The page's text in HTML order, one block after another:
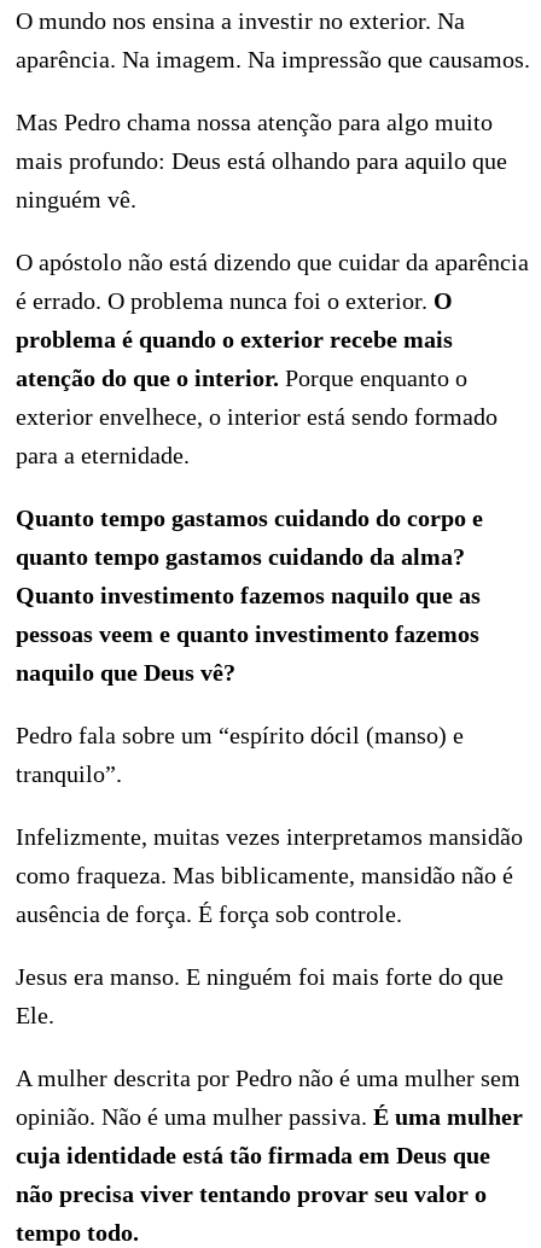
O mundo nos ensina a investir no exterior. Na
aparência. Na imagem. Na impressão que causamos.
Mas Pedro chama nossa atenção para algo muito
mais profundo: Deus está olhando para aquilo que
ninguém vê.
O apóstolo não está dizendo que cuidar da aparência
é errado. O problema nunca foi o exterior. O
problema é quando o exterior recebe mais
atenção do que o interior. Porque enquanto o
exterior envelhece, o interior está sendo formado
para a eternidade.
Quanto tempo gastamos cuidando do corpo e
quanto tempo gastamos cuidando da alma?
Quanto investimento fazemos naquilo que as
pessoas veem e quanto investimento fazemos
naquilo que Deus vê?
Pedro fala sobre um “espírito dócil (manso) e
tranquilo”.
Infelizmente, muitas vezes interpretamos mansidão
como fraqueza. Mas biblicamente, mansidão não é
ausência de força. É força sob controle.
Jesus era manso. E ninguém foi mais forte do que
Ele.
A mulher descrita por Pedro não é uma mulher sem
opinião. Não é uma mulher passiva. É uma mulher
cuja identidade está tão firmada em Deus que
não precisa viver tentando provar seu valor o
tempo todo.